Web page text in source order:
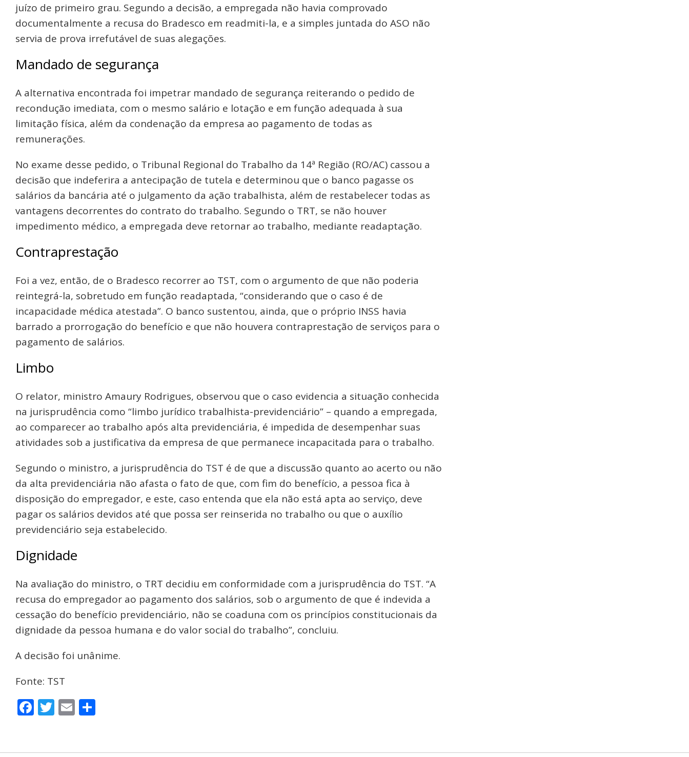
juízo de primeiro grau. Segundo a decisão, a empregada não havia comprovado
documentalmente a recusa do Bradesco em readmiti-la, e a simples juntada do ASO não
servia de prova irrefutável de suas alegações.
Mandado de segurança
A alternativa encontrada foi impetrar mandado de segurança reiterando o pedido de
recondução imediata, com o mesmo salário e lotação e em função adequada à sua
limitação física, além da condenação da empresa ao pagamento de todas as
remunerações.
No exame desse pedido, o Tribunal Regional do Trabalho da 14ª Região (RO/AC) cassou a
decisão que indeferira a antecipação de tutela e determinou que o banco pagasse os
salários da bancária até o julgamento da ação trabalhista, além de restabelecer todas as
vantagens decorrentes do contrato do trabalho. Segundo o TRT, se não houver
impedimento médico, a empregada deve retornar ao trabalho, mediante readaptação.
Contraprestação
Foi a vez, então, de o Bradesco recorrer ao TST, com o argumento de que não poderia
reintegrá-la, sobretudo em função readaptada, “considerando que o caso é de
incapacidade médica atestada”. O banco sustentou, ainda, que o próprio INSS havia
barrado a prorrogação do benefício e que não houvera contraprestação de serviços para o
pagamento de salários.
Limbo
O relator, ministro Amaury Rodrigues, observou que o caso evidencia a situação conhecida
na jurisprudência como “limbo jurídico trabalhista-previdenciário” – quando a empregada,
ao comparecer ao trabalho após alta previdenciária, é impedida de desempenhar suas
atividades sob a justificativa da empresa de que permanece incapacitada para o trabalho.
Segundo o ministro, a jurisprudência do TST é de que a discussão quanto ao acerto ou não
da alta previdenciária não afasta o fato de que, com fim do benefício, a pessoa fica à
disposição do empregador, e este, caso entenda que ela não está apta ao serviço, deve
pagar os salários devidos até que possa ser reinserida no trabalho ou que o auxílio
previdenciário seja estabelecido.
Dignidade
Na avaliação do ministro, o TRT decidiu em conformidade com a jurisprudência do TST. “A
recusa do empregador ao pagamento dos salários, sob o argumento de que é indevida a
cessação do benefício previdenciário, não se coaduna com os princípios constitucionais da
dignidade da pessoa humana e do valor social do trabalho”, concluiu.
A decisão foi unânime.
Fonte: TST
Facebook
Twitter
Email